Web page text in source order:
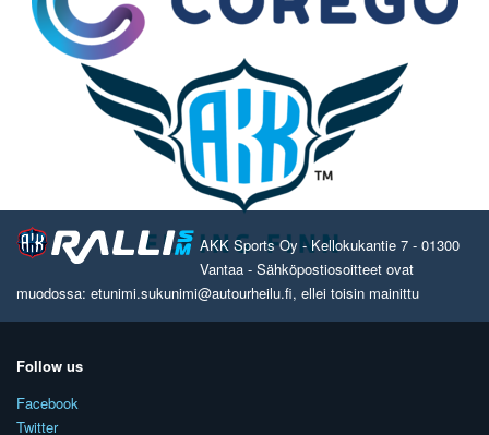
AKK Sports Oy - Kellokukantie 7 - 01300
Vantaa - Sähköpostiosoitteet ovat
muodossa: etunimi.sukunimi@autourheilu.fi, ellei toisin mainittu
Follow us
Facebook
Twitter